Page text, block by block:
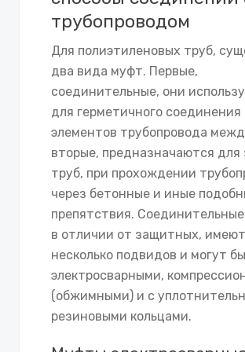
трубопроводом
Для полиэтиленовых труб,
два вида муфт. Первые,
соединительные, они
для герметичного соединения
элементов трубопровода
вторые, предназначаются
труб, при прохождении
через бетонные и иные
препятствия.
в отличии от защитных, имеют
несколько подвидов и могут
электросварными,
(обжимными) и с
резиновыми кольцами.